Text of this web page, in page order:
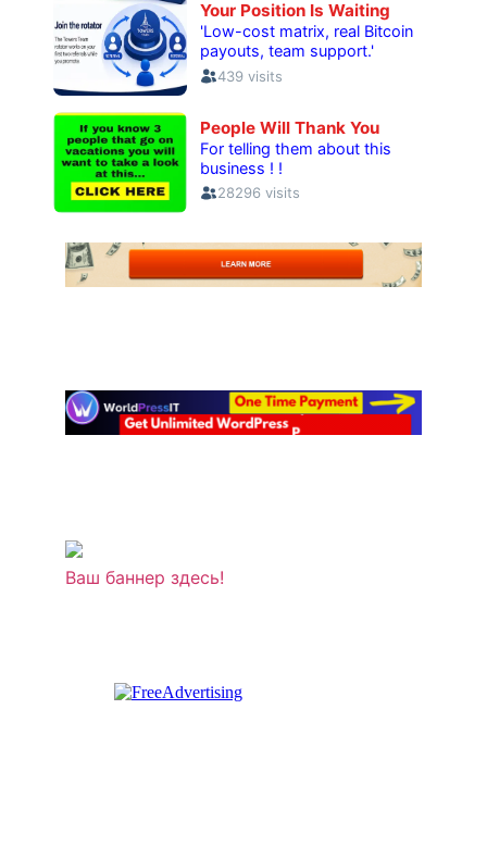
Ваш баннер здесь!